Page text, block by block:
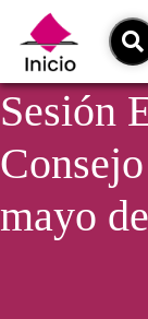
Sesión
mayo